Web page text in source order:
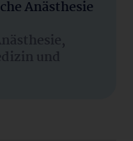
Anästhesie
und